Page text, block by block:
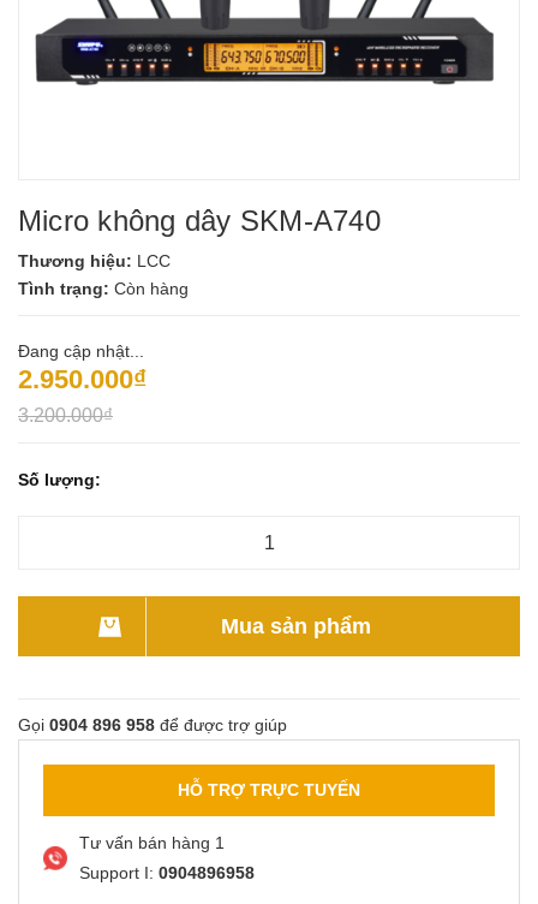
Micro không dây SKM-A740
Thương hiệu: LCC
Tình trạng: Còn hàng
Đang cập nhật...
2.950.000₫
3.200.000₫
Số lượng:
Mua sản phẩm
Gọi 0904 896 958 để được trợ giúp
HỖ TRỢ TRỰC TUYẾN
Tư vấn bán hàng 1
Support I: 0904896958